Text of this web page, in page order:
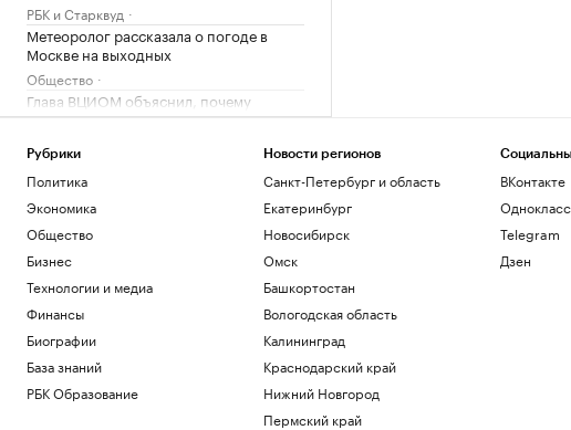
РБК и Старквуд
Метеоролог рассказала о погоде в
Москве на выходных
Общество
Глава ВЦИОМ объяснил, почему
абитуриенты стали прагматичнее
Рубрики
Политика
Экономика
Общество
Бизнес
Технологии и медиа
Финансы
Биографии
База знаний
РБК Образование
Новости регионов
Санкт-Петербург и область
Екатеринбург
Новосибирск
Омск
Башкортостан
Вологодская область
Калининград
Краснодарский край
Нижний Новгород
Пермский край
ВКонтакте
Telegram
Дзен